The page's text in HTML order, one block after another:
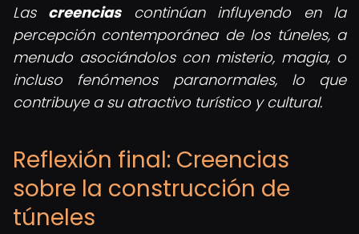
Las creenciascontinúan influyendo en la
percepción contemporánea de los túneles, a
menudo asociándolos con misterio, magia, o
incluso fenómenos paranormales, lo que
contribuye a su atractivo turístico y cultural.
Reflexión final: Creencias
sobre la construcción de
túneles